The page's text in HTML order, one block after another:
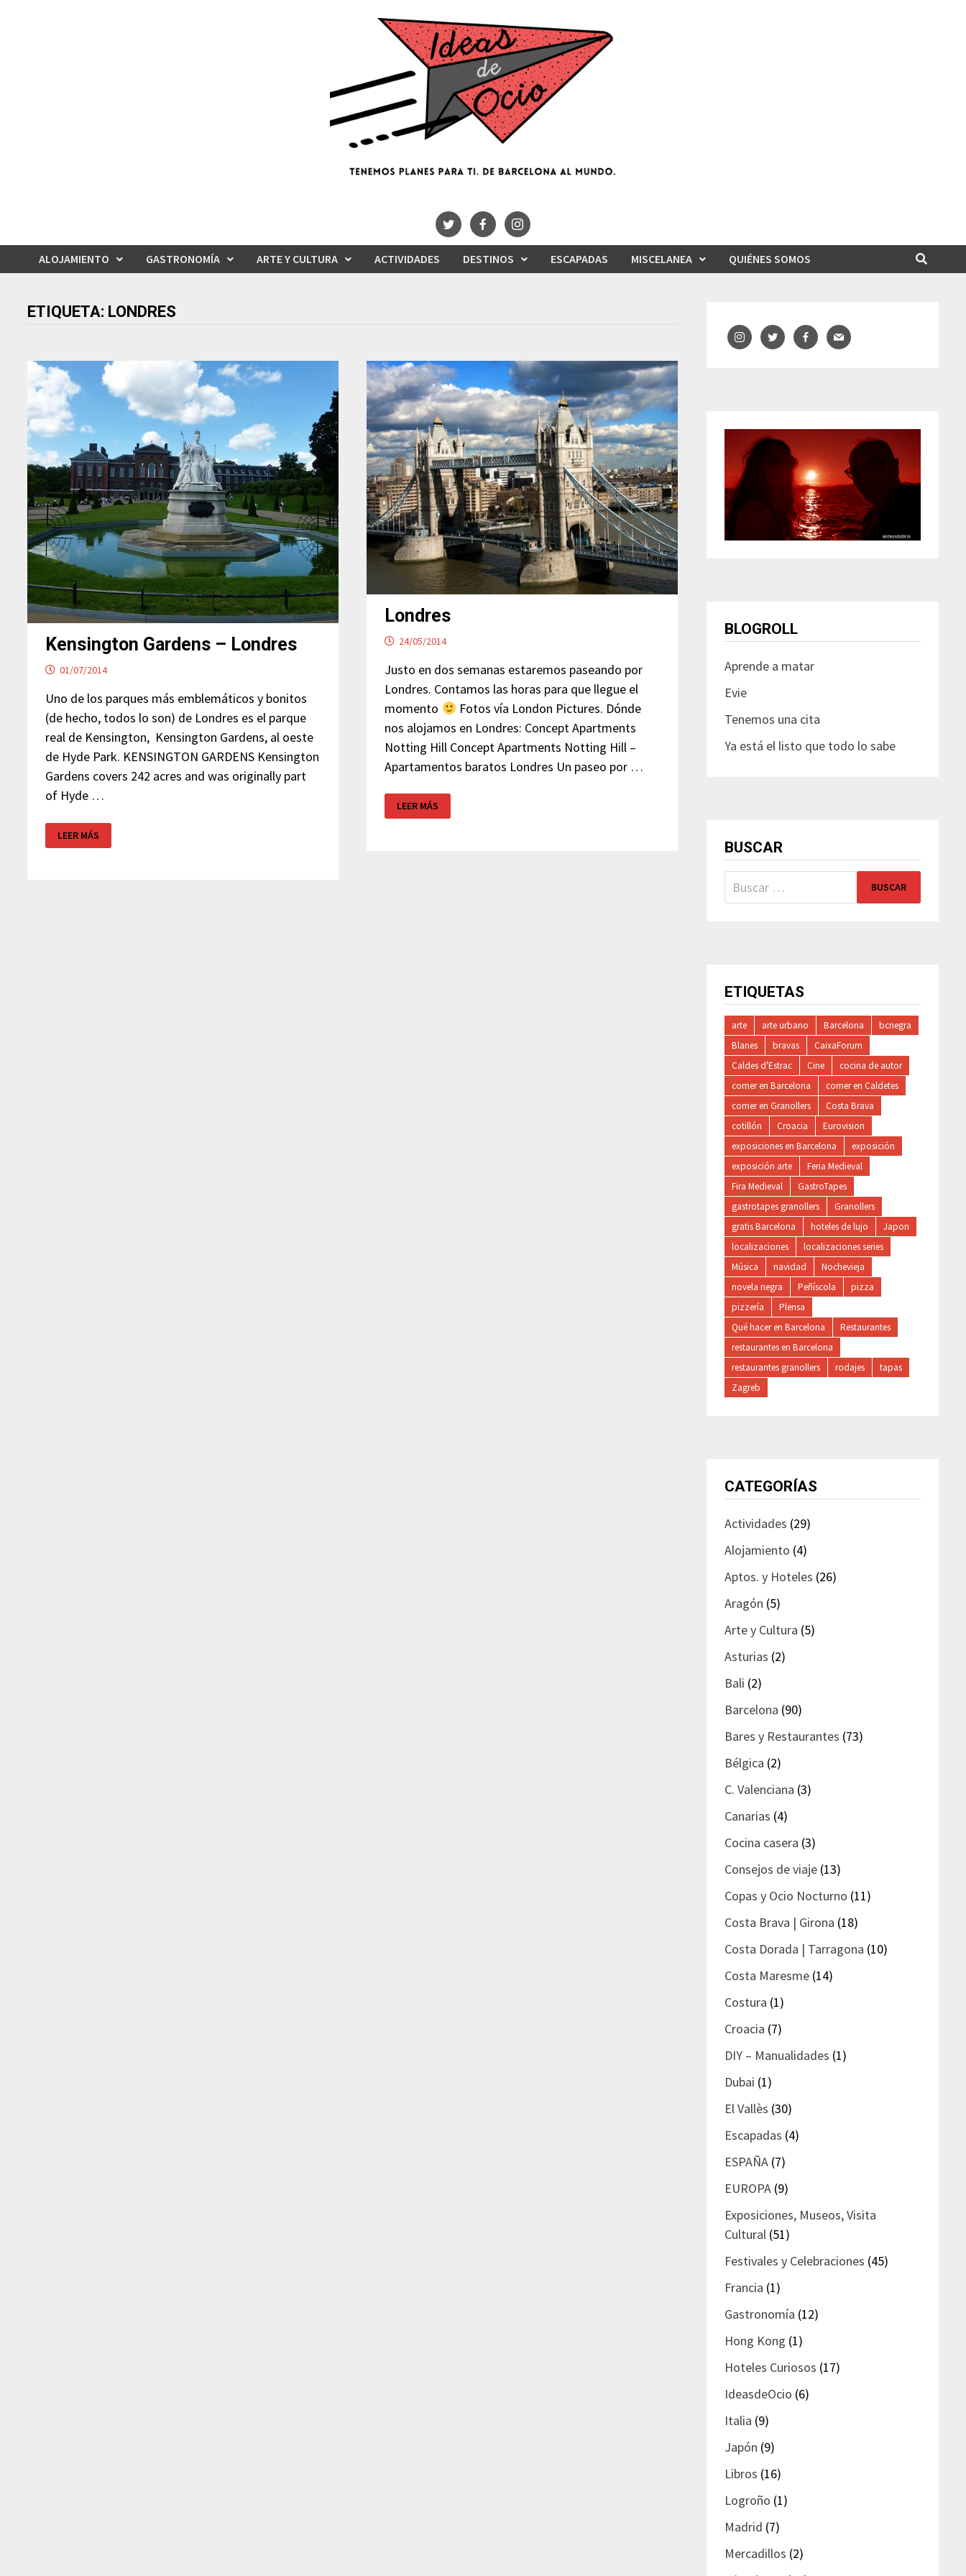
ALOJAMIENTO GASTRONOMÍA ARTE Y CULTURA ACTIVIDADES DESTINOS ESCAPADAS MISCELANEA QUIÉNES SOMOS
ETIQUETA: LONDRES
Kensington Gardens – Londres
01/07/2014
Uno de los parques más emblemáticos y bonitos
(de hecho, todos lo son) de Londres es el parque
real de Kensington, Kensington Gardens, al oeste
de Hyde Park. KENSINGTON GARDENS Kensington
Gardens covers 242 acres and was originally part
of Hyde …
KENSINGTON
GARDENS
–
LEER MÁS
Londres
24/05/2014
Justo en dos semanas estaremos paseando por
Londres. Contamos las horas para que llegue el
momento
Fotos vía London Pictures. Dónde
nos alojamos en Londres: Concept Apartments
Notting Hill Concept Apartments Notting Hill –
Apartamentos baratos Londres Un paseo por …
LONDRES
LEER MÁS
BLOGROLL
Aprende a matar
Evie
Tenemos una cita
Ya está el listo que todo lo sabe
BUSCAR
Buscar:
ETIQUETAS
arte arte urbano Barcelona
bcnegra
Blanes
bravas
CaixaForum
Caldes d'Estrac
Cine
cocina de autor
comer en Barcelona
comer en Caldetes
comer en Granollers
Costa Brava
cotillón
Croacia
Eurovision
exposiciones en Barcelona
exposición
exposición arte
Feria Medieval
Fira Medieval
GastroTapes
gastrotapes granollers
Granollers
gratis Barcelona
hoteles de lujo
Japon
localizaciones
localizaciones series
Música
navidad
Nochevieja
novela negra
Peñíscola
pizza
pizzería
Plensa
Qué hacer en Barcelona
Restaurantes
restaurantes en Barcelona
restaurantes granollers
rodajes
tapas
Zagreb
CATEGORÍAS
Actividades (29)
Alojamiento (4)
Aptos. y Hoteles (26)
Aragón (5)
Arte y Cultura (5)
Asturias (2)
Bali (2)
Barcelona (90)
Bares y Restaurantes (73)
Bélgica (2)
C. Valenciana (3)
Canarias (4)
Cocina casera (3)
Consejos de viaje (13)
Copas y Ocio Nocturno (11)
Costa Brava | Girona (18)
Costa Dorada | Tarragona (10)
Costa Maresme (14)
Costura (1)
Croacia (7)
DIY – Manualidades (1)
Dubai (1)
El Vallès (30)
Escapadas (4)
ESPAÑA (7)
EUROPA (9)
Exposiciones, Museos, Visita
Cultural (51)
Festivales y Celebraciones (45)
Francia (1)
Gastronomía (12)
Hong Kong (1)
Hoteles Curiosos (17)
IdeasdeOcio (6)
Italia (9)
Japón (9)
Libros (16)
Logroño (1)
Madrid (7)
Mercadillos (2)